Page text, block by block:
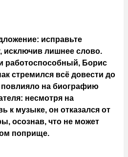
исправьте
исключив лишнее слово.
работоспособный, Борис
стремился всё довести до
повлияло на биографию
несмотря на
к музыке, он отказался от
осознав, что не может
поприще.